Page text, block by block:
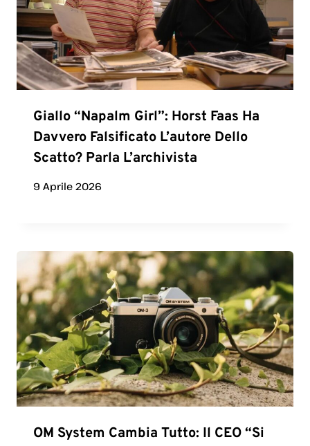
Giallo “Napalm Girl”: Horst Faas Ha
Davvero Falsificato L’autore Dello
Scatto? Parla L’archivista
9 Aprile 2026
OM System Cambia Tutto: Il CEO “si